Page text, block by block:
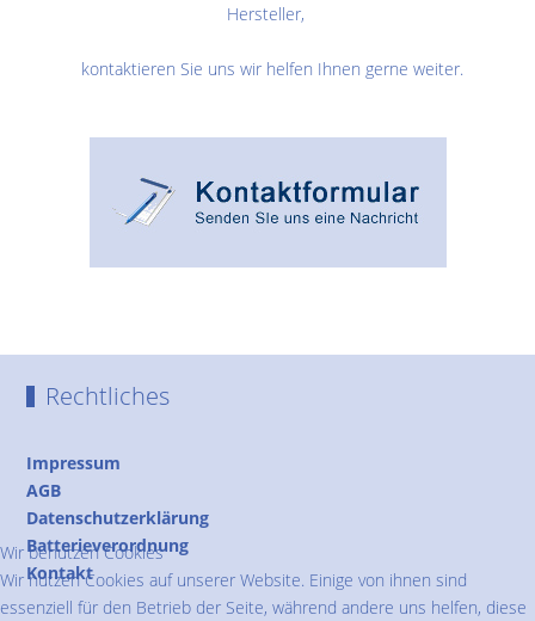
Hersteller,
kontaktieren Sie uns wir helfen Ihnen gerne weiter.
Rechtliches
Impressum
AGB
Datenschutzerklärung
Batterieverordnung
Kontakt
Wir benutzen Cookies
Wir nutzen Cookies auf unserer Website. Einige von ihnen sind
essenziell für den Betrieb der Seite, während andere uns helfen, diese